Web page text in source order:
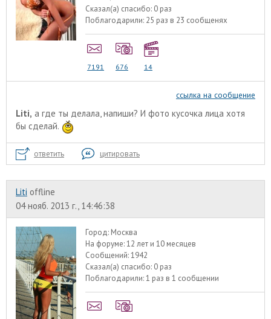
Сказал(а) спасибо: 0 раз
Поблагодарили: 25 раз в 23 сообщенях
7191 676 14
ссылка на сообщение
Liti, а где ты делала, напиши? И фото кусочка лица хотя
бы сделай.
ответить цитировать
Liti offline
04 нояб. 2013 г., 14:46:38
Город: Москва
На форуме:12 лет и 10 месяцев
Сообщений:1942
Сказал(а) спасибо: 0 раз
Поблагодарили:1 раз в 1 сообщении